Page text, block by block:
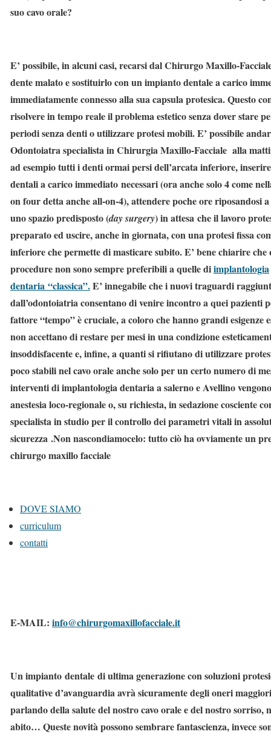
suo cavo orale?
E’ possibile, in alcuni casi, recarsi dal Chirurgo Maxillo-
dente malato e sostituirlo con un impianto dentale a carico
immediatamente connesso alla sua capsula protesica. Questo
risolvere in tempo reale il problema estetico senza dover stare
periodi senza denti o utilizzare protesi mobili. E’ possibile
Odontoiatra specialista in Chirurgia Maxillo-Facciale alla
ad esempio tutti i denti ormai persi dell’arcata inferiore,
dentali a carico immediato necessari (ora anche solo 4 come
on four detta anche all-on-4), attendere poche ore riposandosi a
uno spazio predisposto (day surgery) in attesa che il lavoro
preparato ed uscire, anche in giornata, con una protesi fissa
inferiore che permette di masticare subito. E’ bene chiarire che
procedure non sono sempre preferibili a quelle diimplantologia
dentaria “classica”.E’ innegabile che i nuovi traguardi
dall’odontoiatria consentano di venire incontro a quei pazienti
fattore “tempo” è cruciale, a coloro che hanno grandi esigenze
non accettano di restare per mesi in una condizione
insoddisfacente e, infine, a quanti si rifiutano di utilizzare
poco stabili nel cavo orale anche solo per un certo numero di
interventi di implantologia dentaria a salerno e Avellino
anestesia loco-regionale o, su richiesta, insedazione cosciente
specialista in studio per il controllo dei parametri vitali in
sicurezza .Non nascondiamocelo: tutto ciò ha ovviamente un
chirurgo maxillo facciale
DOVE SIAMO
curriculum
contatti
E-MAIL: info@chirurgomaxillofacciale.it
Un impianto dentale di ultima generazione con soluzioni
qualitative d’avanguardia avrà sicuramente degli oneri
parlando della salute del nostro cavo orale e del nostro sorriso,
abito… Queste novità possono sembrare fantascienza, invece